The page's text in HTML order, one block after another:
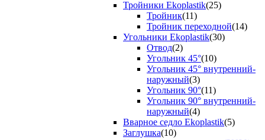
Тройники Ekoplastik(25)
Тройник(11)
Тройник переходной(14)
Угольники Ekoplastik(30)
Отвод(2)
Угольник 45°(10)
Угольник 45° внутренний-
наружный(3)
Угольник 90°(11)
Угольник 90° внутренний-
наружный(4)
Вварное седло Ekoplastik(5)
Заглушка(10)